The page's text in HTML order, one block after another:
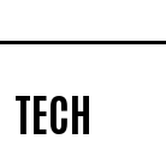
TECH